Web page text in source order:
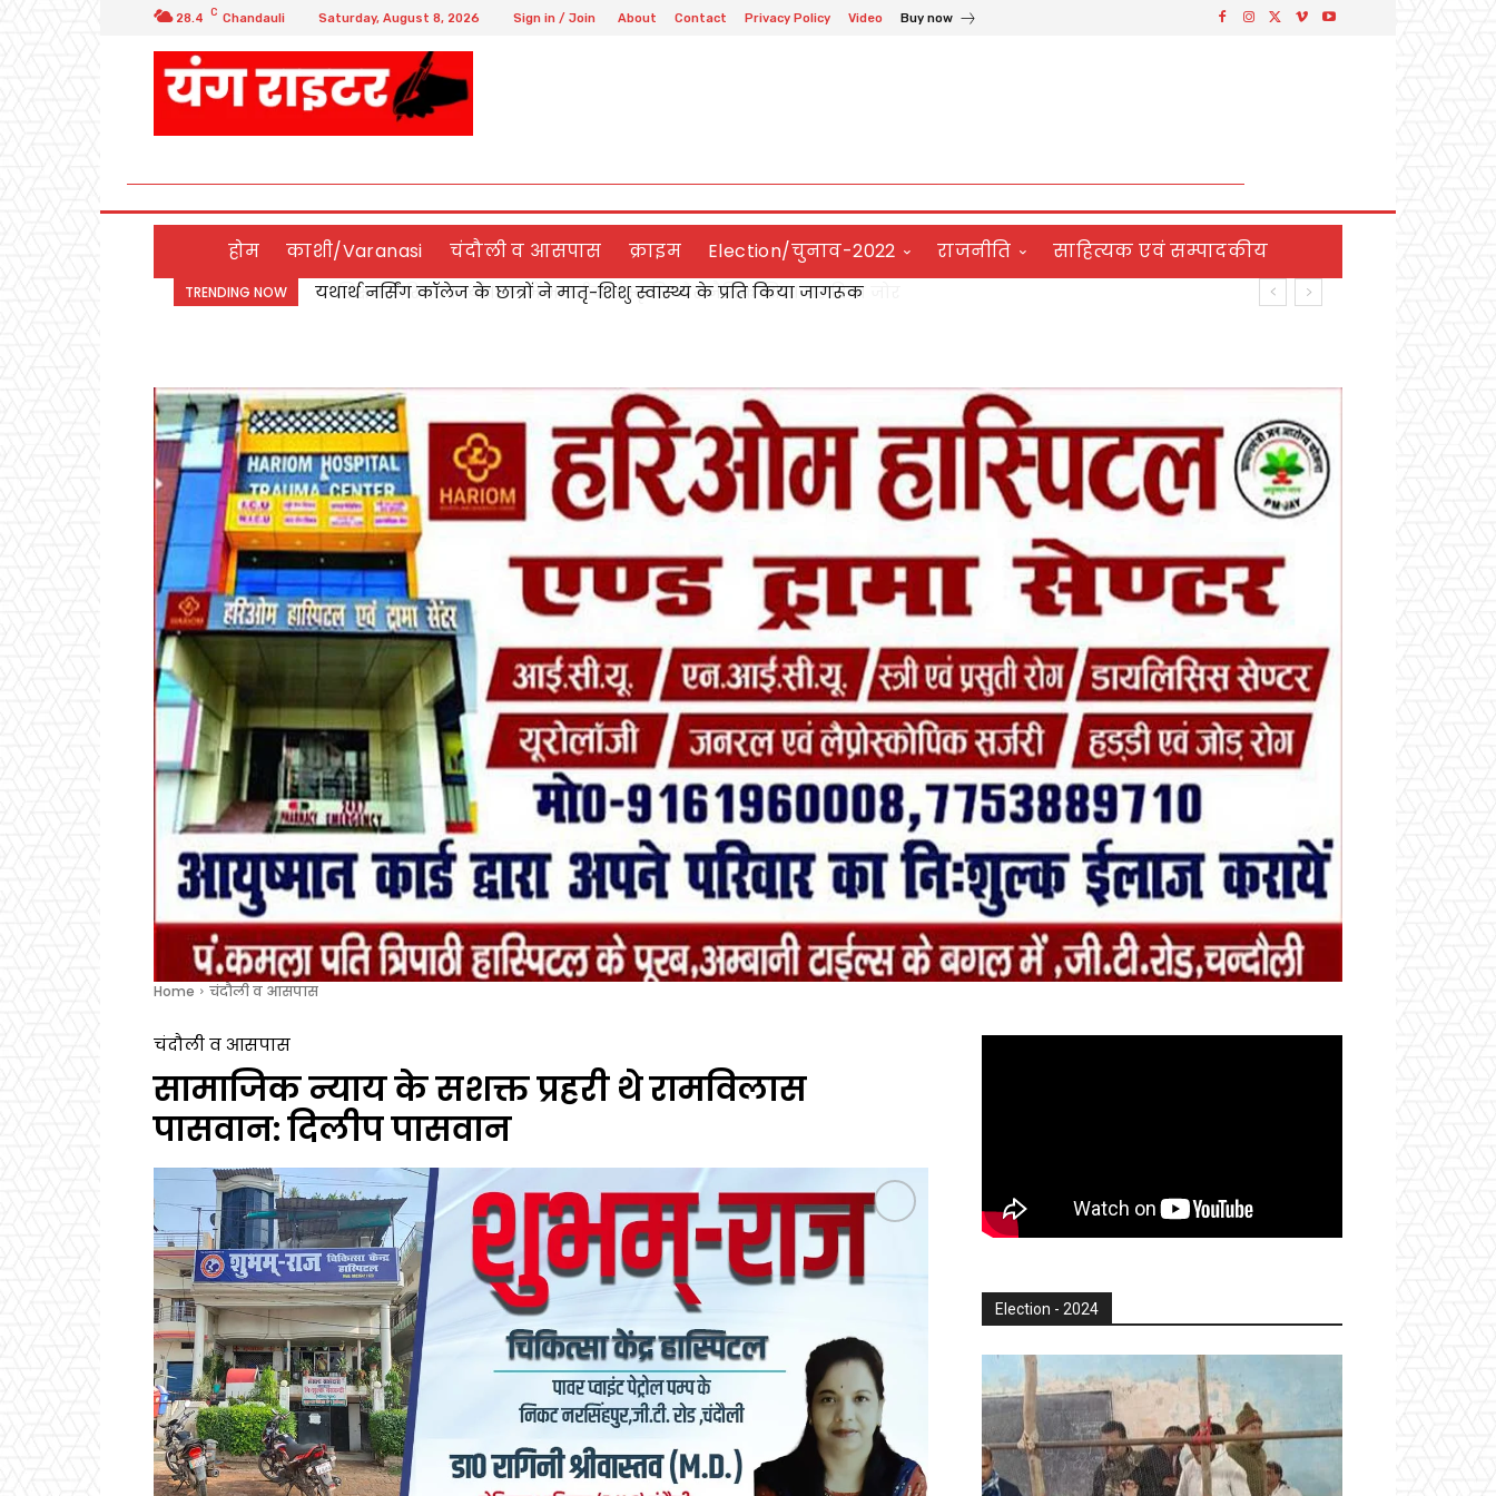
28.4 C Chandauli Saturday, August 8, 2026 Sign in / Join About Contact Privacy Policy Video Buy now
होम काशी/Varanasi चंदौली व आसपास क्राइम Election/चुनाव-2022 राजनीति साहित्यक एवं सम्पादकीय
TRENDING NOW शिक्षक गरिमा कार्यशाला में भारतीय संस्कृति और नैतिक शिक्षा पर दिया जोर
Home चंदौली व आसपास
चंदौली व आसपास
सामाजिक न्याय के सशक्त प्रहरी थे रामविलास
पासवान: दिलीप पासवान
Election - 2024